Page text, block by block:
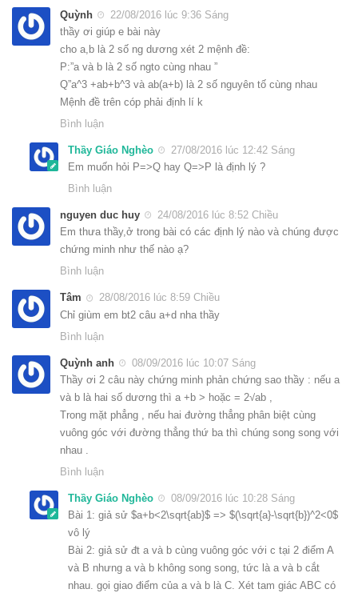
Quỳnh
22/08/2016 lúc 9:36 Sáng
thầy ơi giúp e bài này
cho a,b là 2 số ng dương xét 2 mệnh đề:
P:”a và b là 2 số ngto cùng nhau ”
Q”a^3 +ab+b^3 và ab(a+b) là 2 số nguyên tố cùng nhau
Mệnh đề trên cóp phải định lí k
Bình luận
Thầy Giáo Nghèo
27/08/2016 lúc 12:42 Sáng
Em muốn hỏi P=>Q hay Q=>P là định lý ?
Bình luận
nguyen duc huy
24/08/2016 lúc 8:52 Chiều
Em thưa thầy,ở trong bài có các định lý nào và chúng được
chứng minh như thế nào ạ?
Bình luận
Tâm
28/08/2016 lúc 8:59 Chiều
Chỉ giùm em bt2 câu a+d nha thầy
Bình luận
Quỳnh anh
08/09/2016 lúc 10:07 Sáng
Thầy ơi 2 câu này chứng minh phản chứng sao thầy : nếu a
và b là hai số dương thì a +b > hoặc = 2√ab ,
Trong mặt phẳng , nếu hai đường thẳng phân biệt cùng
vuông góc với đường thẳng thứ ba thì chúng song song với
nhau .
Bình luận
Thầy Giáo Nghèo
08/09/2016 lúc 10:28 Sáng
Bài 1: giả sử $a+b<2\sqrt{ab}$ => $(\sqrt{a}-\sqrt{b})^2<0$
vô lý
Bài 2: giả sử đt a và b cùng vuông góc với c tại 2 điểm A
và B nhưng a và b không song song, tức là a và b cắt
nhau. gọi giao điểm của a và b là C. Xét tam giác ABC có